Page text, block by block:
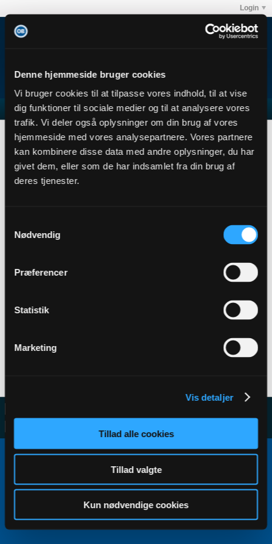
Denne hjemmeside bruger cookies
Vi bruger cookies til at tilpasse vores indhold, til at vise
dig funktioner til sociale medier og til at analysere vores
trafik. Vi deler også oplysninger om din brug af vores
hjemmeside med vores analysepartnere. Vores partnere
kan kombinere disse data med andre oplysninger, du har
givet dem, eller som de har indsamlet fra din brug af
deres tjenester.
Nødvendig
Præferencer
Statistik
Marketing
Vis detaljer
Tillad alle cookies
Tillad valgte
Kun nødvendige cookies
Login
DkzKrillEi
User Profile
DkzKrillEi
Junior Member
0
0
Copyright ©2000 - 2026, Jelsoft Enterprises Ltd.
All times are GMT+1. This page was generated at 11:04.